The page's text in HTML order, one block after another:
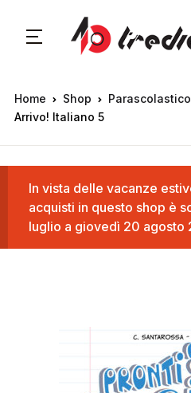
Home Shop Parascolastico
Arrivo! Italiano 5
In vista delle vacanze
acquisti in questo shop è
luglio a giovedì 20 agosto